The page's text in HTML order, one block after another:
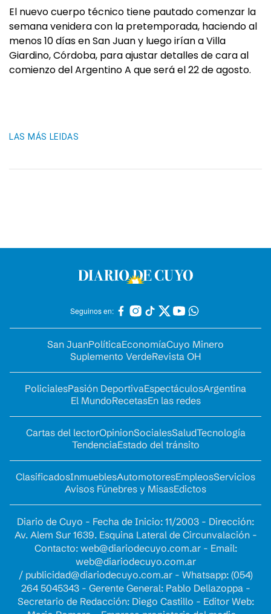
El nuevo cuerpo técnico tiene pautado comenzar la
semana venidera con la pretemporada, haciendo al
menos 10 días en San Juan y luego irían a Villa
Giardino, Córdoba, para ajustar detalles de cara al
comienzo del Argentino A que será el 22 de agosto.
LAS MÁS LEIDAS
Seguinos en:
San JuanPolíticaEconomíaCuyo Minero
Suplemento VerdeRevista OH
PolicialesPasión DeportivaEspectáculosArgentina
El MundoRecetasEn las redes
Cartas del lectorOpinionSocialesSaludTecnología
TendenciaEstado del tránsito
ClasificadosInmueblesAutomotoresEmpleosServicios
Avisos Fúnebres y MisasEdictos
Diario de Cuyo - Fecha de Inicio: 11/2003 - Dirección:
Av. Alem Sur 1639. Esquina Lateral de Circunvalación -
Contacto: web@diariodecuyo.com.ar- Email:
web@diariodecuyo.com.ar
/ publicidad@diariodecuyo.com.ar- Whatsapp: (054)
264 5045343 - Gerente General: Pablo Dellazoppa -
Secretario de Redacción: Diego Castillo - Editor Web: